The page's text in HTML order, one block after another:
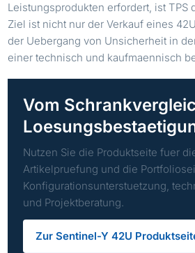
Leistungsprodukten erfordert, ist TPS
Ziel ist nicht nur der Verkauf eines
der Uebergang von Unsicherheit in
einer technisch und kaufmaennisch
Vom
Nutzen Sie die Produktseite fuer
Artikelpruefung und die
Konfigurationsunterstuetzung,
und Projektberatung.
Zur Sentinel-Y 42U